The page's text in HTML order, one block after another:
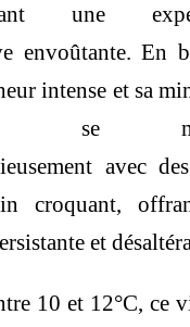
une
envoûtante. En
intense et sa
se
avec
croquant,
et
10 et 12°C, ce